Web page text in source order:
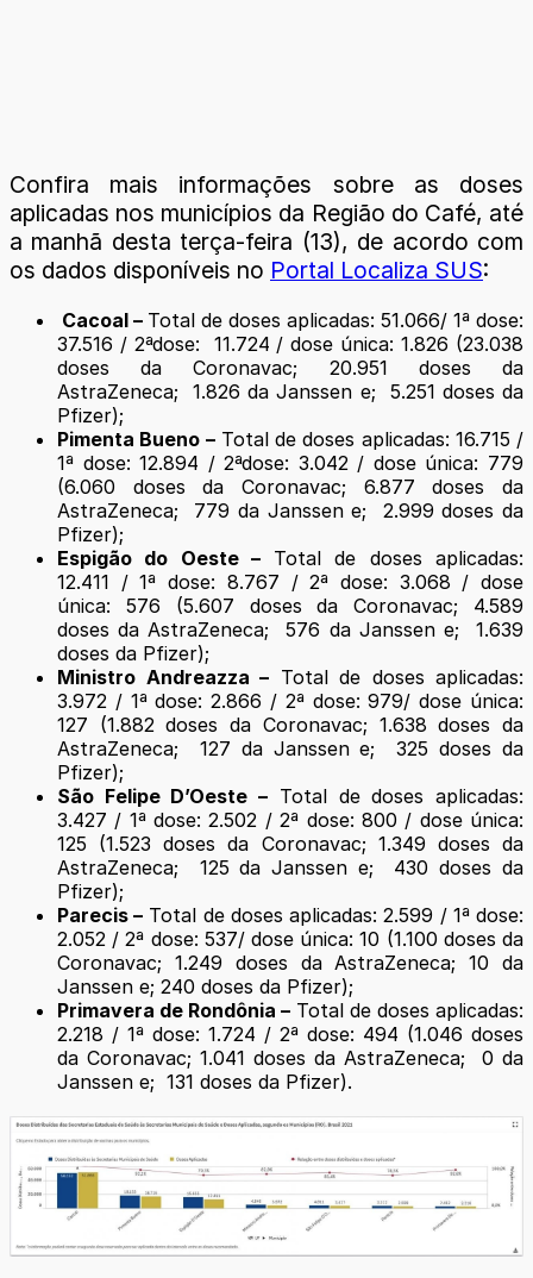
Confira mais informações sobre as doses
aplicadas nos municípios da Região do Café, até
a manhã desta terça-feira (13), de acordo com
os dados disponíveis no Portal Localiza SUS:
Cacoal – Total de doses aplicadas: 51.066/ 1ª dose:
37.516 / 2ªdose: 11.724 / dose única: 1.826 (23.038
doses da Coronavac; 20.951 doses da
AstraZeneca; 1.826 da Janssen e; 5.251 doses da
Pfizer);
Pimenta Bueno –Total de doses aplicadas: 16.715 /
1ª dose: 12.894 / 2ªdose: 3.042 / dose única: 779
(6.060 doses da Coronavac; 6.877 doses da
AstraZeneca; 779 da Janssen e; 2.999 doses da
Pfizer);
Espigão do Oeste –Total de doses aplicadas:
12.411 / 1ª dose: 8.767 / 2ª dose: 3.068 / dose
única: 576 (5.607 doses da Coronavac; 4.589
doses da AstraZeneca; 576 da Janssen e; 1.639
doses da Pfizer);
Ministro Andreazza – Total de doses aplicadas:
3.972 / 1ª dose: 2.866 / 2ª dose: 979/ dose única:
127 (1.882 doses da Coronavac; 1.638 doses da
AstraZeneca; 127 da Janssen e; 325 doses da
Pfizer);
São Felipe D’Oeste – Total de doses aplicadas:
3.427 / 1ª dose: 2.502 / 2ª dose: 800 / dose única:
125 (1.523 doses da Coronavac; 1.349 doses da
AstraZeneca; 125 da Janssen e; 430 doses da
Pfizer);
Parecis – Total de doses aplicadas: 2.599 / 1ª dose:
2.052 / 2ª dose: 537/ dose única: 10 (1.100 doses da
Coronavac; 1.249 doses da AstraZeneca; 10 da
Janssen e; 240 doses da Pfizer);
Primavera de Rondônia – Total de doses aplicadas:
2.218 / 1ª dose: 1.724 / 2ª dose: 494 (1.046 doses
da Coronavac; 1.041 doses da AstraZeneca; 0 da
Janssen e; 131 doses da Pfizer).